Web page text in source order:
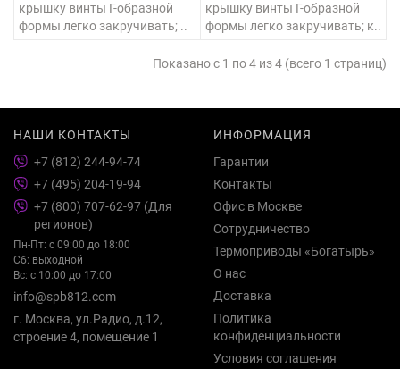
крышку винты Г-образной
формы легко закручивать; ..
крышку винты Г-образной
формы легко закручивать; к..
Показано с 1 по 4 из 4 (всего 1 страниц)
НАШИ КОНТАКТЫ
+7 (812) 244-94-74
+7 (495) 204-19-94
+7 (800) 707-62-97 (Для
регионов)
Пн-Пт: с 09:00 до 18:00
Сб: выходной
Вс: с 10:00 до 17:00
info@spb812.com
г. Москва, ул.Радио, д.12,
строение 4, помещение 1
ИНФОРМАЦИЯ
Гарантии
Контакты
Офис в Москве
Сотрудничество
Термоприводы «Богатырь»
О нас
Доставка
Политика
конфиденциальности
Условия соглашения